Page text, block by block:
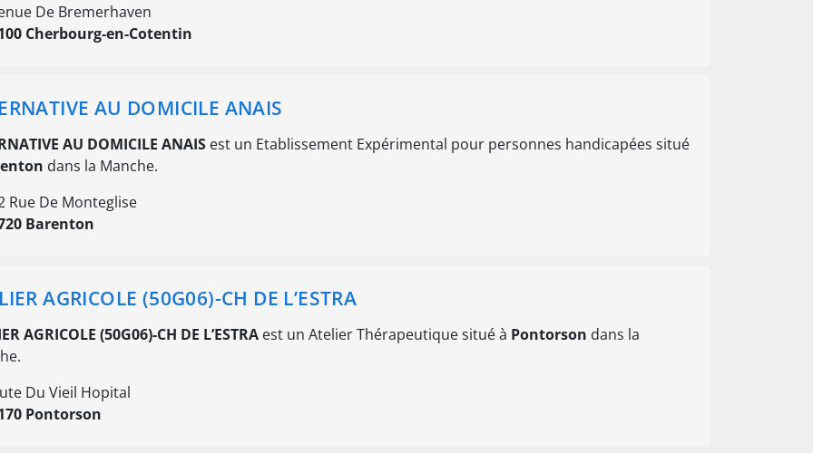
De Bremerhaven
Cherbourg-en-Cotentin
AU DOMICILE ANAIS
AU DOMICILE ANAIS est un Etablissement Expérimental pour personnes handicapées situé
dans la Manche.
Rue De Monteglise
Barenton
AGRICOLE (50G06)-CH DE L’ESTRA
AGRICOLE (50G06)-CH DE L’ESTRA est un Atelier Thérapeutique situé à Pontorson dans la
Du Vieil Hopital
Pontorson